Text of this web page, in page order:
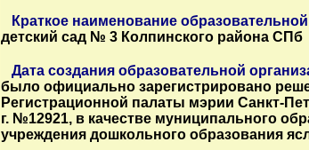
Краткое наименование
детский сад № 3 Колпинского района СПб
Дата создания образовательной
было официально зарегистрировано
Регистрационной палаты мэрии Санкт-
г. №12921, в качестве муниципального
учреждения дошкольного образования